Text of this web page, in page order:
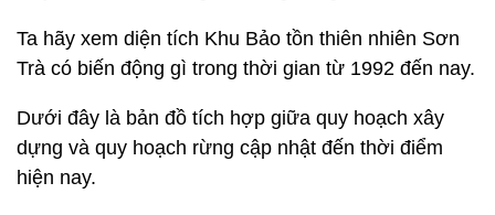
Ta hãy xem diện tích Khu Bảo tồn thiên nhiên Sơn
Trà có biến động gì trong thời gian từ 1992 đến nay.
Dưới đây là bản đồ tích hợp giữa quy hoạch xây
dựng và quy hoạch rừng cập nhật đến thời điểm
hiện nay.